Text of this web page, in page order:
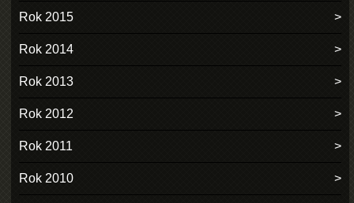
Rok 2015
Rok 2014
Rok 2013
Rok 2012
Rok 2011
Rok 2010